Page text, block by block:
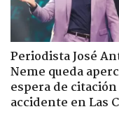
Periodista José
Neme queda
espera de
accidente en Las